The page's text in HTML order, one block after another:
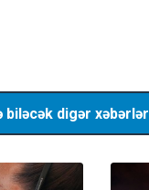
biləcək digər xəbərlər